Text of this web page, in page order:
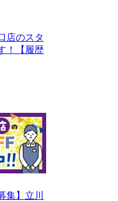
店のスタ
！【履歴
集】立川